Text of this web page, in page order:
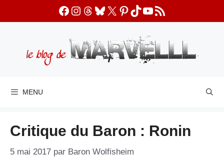
Facebook
Instagram
Threads
Bluesky
X Pinterest
TikTok
YouTube
Flux RSS
MENU
Critique du Baron : Ronin
5 mai 2017 par Baron Wolfisheim